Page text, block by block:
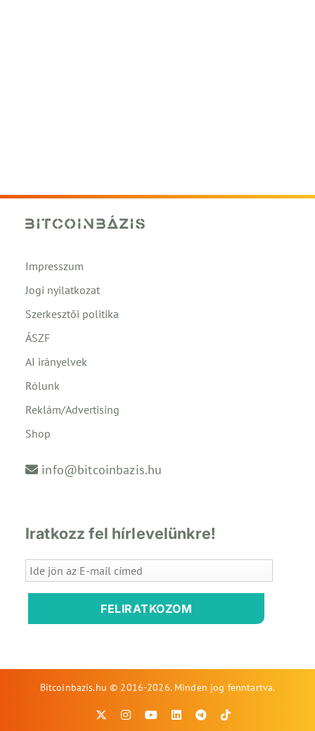
Impresszum
Jogi nyilatkozat
Szerkesztői politika
ÁSZF
AI irányelvek
Rólunk
Reklám/Advertising
Shop
info@bitcoinbazis.hu
Iratkozz fel hírlevelünkre!
FELIRATKOZOM
Bitcoinbazis.hu © 2016-2026. Minden jog fenntartva.